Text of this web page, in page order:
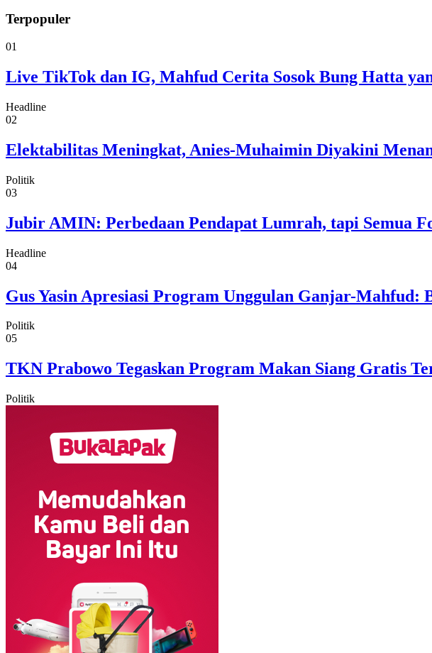
Terpopuler
01
Live TikTok dan IG, Mahfud Cerita Sosok Bung Hatta
Headline
02
Elektabilitas Meningkat, Anies-Muhaimin Diyakini
Politik
03
Jubir AMIN: Perbedaan Pendapat Lumrah, tapi Semua
Headline
04
Gus Yasin Apresiasi Program Unggulan Ganjar-Mahfud:
Politik
05
TKN Prabowo Tegaskan Program Makan Siang Gratis
Politik